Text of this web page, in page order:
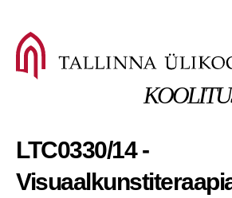
LTC0330/14 -